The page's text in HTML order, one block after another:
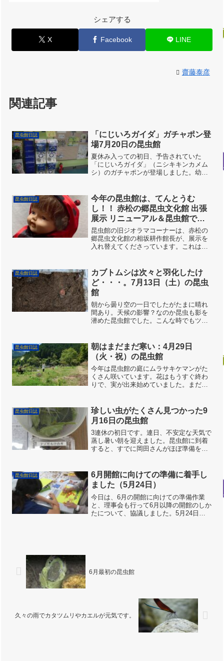
シェアする
X Facebook LINE
齋藤泰彦
関連記事
昆虫館日誌
「にじいろガイダ」ガチャポン登
場7月20日の昆虫館
夏休み入っての初日、予告されていた
「にじいろガイダ」（ニシキキンカメム
シ）のガチャポンが登場しました。幼虫
います。来館されたらまた覗いてみてく
ださい。にじいろガイダガチ...
昆虫館日誌
今年の昆虫館は、てんとうむ
し！！ 赤松の郷昆虫文化館 出張
展示 リニューアル＆昆虫館で見
られるテントウムシ
昆虫館の旧ジオラマコーナーは、赤松の
郷昆虫文化館の相坂耕作館長が、展示を
入れ替えてくださっています。これは、
し」です！じゃじゃーん。4月からの展示
です。いろんなアイテ...
昆虫館日誌
カブトムシは次々と羽化したけ
ど・・・。7月13日（土）の昆虫
館
朝から曇り空の一日でしたがたまに晴れ
間あり。天候の影響？なのか昆虫も影を
潜めた昆虫館でした。こんな時でもツマ
り見かけませんが、キリギリスの鳴き声
が聞こえるようになりまし...
昆虫館日誌
朝はまだまだ寒い：4月29日
（火・祝）の昆虫館
今年は昆虫館の庭にムラサキケマンがた
くさん咲いています。花はもうすぐ終わ
りで、実が出来始めていました。まだ実
度台前半。Tシャツで来た子は寒さで震
えていました。夏に比べ...
昆虫館日誌
珍しい虫がたくさん見つかった9
月16日の昆虫館
3連休の初日です。連日、不安定な天気で
蒸し暑い朝を迎えました。昆虫館に到着
すると、すでに岡田さんがほぼ準備を済
ハ♂今朝も黒いアゲハチョウが複数やっ
てきています。ミヤマカ...
昆虫館日誌
6月開館に向けての準備に着手し
ました（5月24日）
今日は、6月の開館に向けての準備作業
と、理事会も行って6月以降の開館のしか
たについて、協議しました。5月24日
6月最初の昆虫館
久々の雨でカタツムリやカエルが元気です。